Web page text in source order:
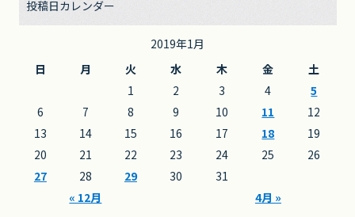
投稿日カレンダー
2019年1月
日
月 火 水 木 金 土
« 12月 4月 »
1 2 3 4
5
6
7 8 9 10 11
12
13
14 15 16 17 18
19
20
21 22 23 24 25
26
27
28 29 30 31